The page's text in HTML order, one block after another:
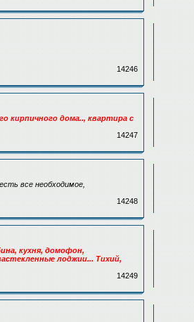
14246
кирпичного дома.., квартира с
14247
все необходимое,
14248
кухня, домофон,
лоджии... Тихий,
14249